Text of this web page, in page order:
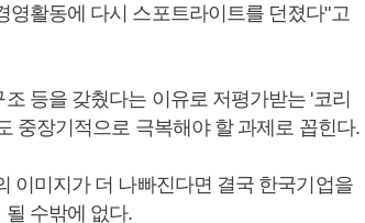
활동에 다시 스포트라이트를 던졌다"고
등을 갖췄다는 이유로 저평가받는 '코리
중장기적으로 극복해야 할 과제로 꼽힌다.
이미지가 더 나빠진다면 결국 한국기업을
수밖에 없다.